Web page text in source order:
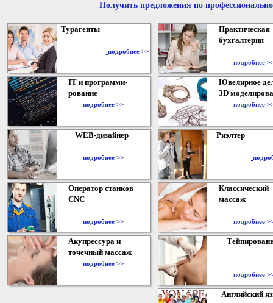
Получить предложения по
Турагенты
подробнее >>
Практическая
бухгалтерия
подробнее
IT и программи-
рование
подробнее >>
Ювелирное
3D
подробнее
WEB-дизайнер
подробнее >>
Риэлтер
Оператор станков
CNC
подробнее >>
Классический
массаж
подробнее
Акупрессура и
точечный массаж
подробнее >>
подробнее
Английский